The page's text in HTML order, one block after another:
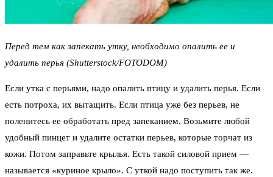
Перед тем как запекать утку, необходимо опалить ее и
удалить перья (Shutterstock/FOTODOM)
Если утка с перьями, надо опалить птицу и удалить перья. Если
есть потроха, их вытащить. Если птица уже без перьев, не
поленитесь ее обработать пред запеканием. Возьмите любой
удобный пинцет и удалите остатки перьев, которые торчат из
кожи. Потом заправьте крылья. Есть такой силовой прием —
называется «куриное крыло». С уткой надо поступить так же.